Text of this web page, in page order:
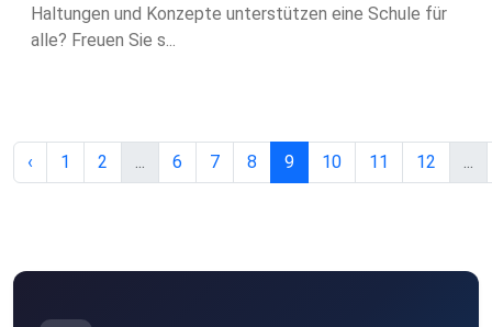
Haltungen und Konzepte unterstützen eine Schule für
alle? Freuen Sie s...
‹ 1 2 ... 6 7 8 9 10 11 12 ...